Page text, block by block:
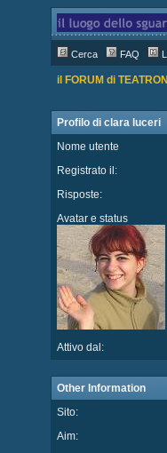
Cerca FAQ
il FORUM di
Profilo di clara luceri
Nome utente
Registrato il:
Risposte:
Avatar e status
Attivo dal:
Other Information
Sito:
Aim: